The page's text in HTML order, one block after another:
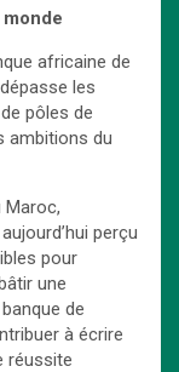
africaine de
les
pôles de
ambitions du
Maroc,
perçu
pour
une
de
à écrire
réussite